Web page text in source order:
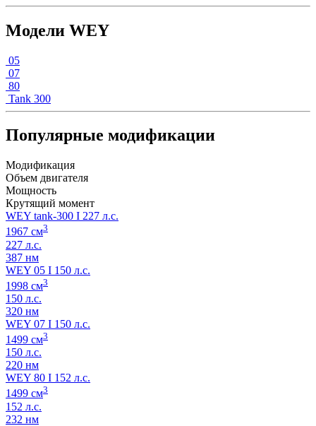
Модели WEY
05
07
80
Tank 300
Популярные модификации
Модификация
Объем двигателя
Мощность
Крутящий момент
WEY tank-300 I 227 л.с.
1967 см3
227 л.с.
387 нм
WEY 05 I 150 л.с.
1998 см3
150 л.с.
320 нм
WEY 07 I 150 л.с.
1499 см3
150 л.с.
220 нм
WEY 80 I 152 л.с.
1499 см3
152 л.с.
232 нм